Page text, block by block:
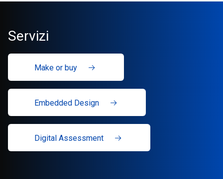
Servizi
Make or buy
Embedded Design
Digital Assessment